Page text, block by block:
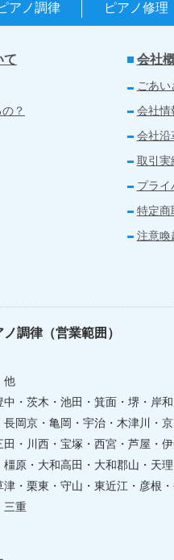
アノ調律 ピアノ修理
て
？
会社
ごあい
会社情
会社沿
取引実
プライ
特定商
注意喚
調律（営業範囲）
他
中・茨木・池田・箕面・堺・岸
長岡京・亀岡・宇治・木津川・
田・川西・宝塚・西宮・芦屋・
橿原・大和高田・大和郡山・天
津・栗東・守山・東近江・彦根
三重